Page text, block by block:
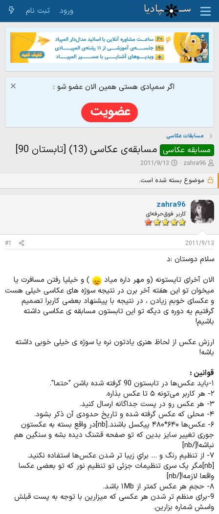
ورود ثبت نام
اگر سمپادی هستی همین الان عضو شو :
مسابقات عکاسی
مسابقه عکاسی مسابقه‌ی عکاسی (13) [تابستان 90]
ش
و
ع
ک
ن
ن
د
ه
م
و
ض
ع
zahra96
ت
ر
ی
ش
ر
و
ع
2011/9/13
موضوع بسته شده است.
zahra96
کاربر فوق‌حرفه‌ای
2011/9/13
#1
سلام دوستان :د
الان آخرای تایستونه (و مهر داره میاد
) و خیلیا رفتن مسافرت یا
میخوان تو این هفته آخر برن در نتیجه سوژه های عکاسی خیلی هست
و عکسای خوبم زیادن ، در نتیجه با پیشنهاد بعضی کاربرا تصمیم
گرفتیم یه دوره ی دیگه تو این تابستون مسابقه ی عکاسی داشته
باشیم!
ارزش عکس از لحاظ هنری یادتون نره یا سوژه ی خیلی خوبی داشته
باشه!
قوانین :
۱-باید عکس‌ها در تابستون 90 گرفته شده باشن "حتما".
۲- هر کاربر می‌تونه ۵ تا عکس بذاره.
۳- هر عکس رو در پست جداگانه ارسال کنید.
۴- محلی که عکس گرفته شده و تاریخ حدودی آن ذکر بشود.
۶- عکس‌ها ۶۴۰*۴۸۰ پیکسل باشند.[nb]در واقع بسته به عکستون
جوری تغییر سایز بدین که تو صفحه قشنگ دیده بشه و سنگین هم
نباشه![/nb]
۷- از تنظيم رنگ و ... براي زيبا تر شدن عكس‌ها استفاده نكنيد.
[nb]مگر یک سری تنظیمات جزئی تو تنظیم نور که تو بعضی عکسا
واقعا لازمه![/nb]
۸- حجم هر عکس کمتر از ۱Mb باشد.
9-برای منظم تر شدن هر عکسی که میزارین با توجه به پست قبلش
واسش شماره بزارین.